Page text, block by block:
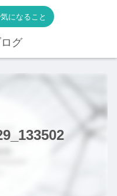
になること
グ